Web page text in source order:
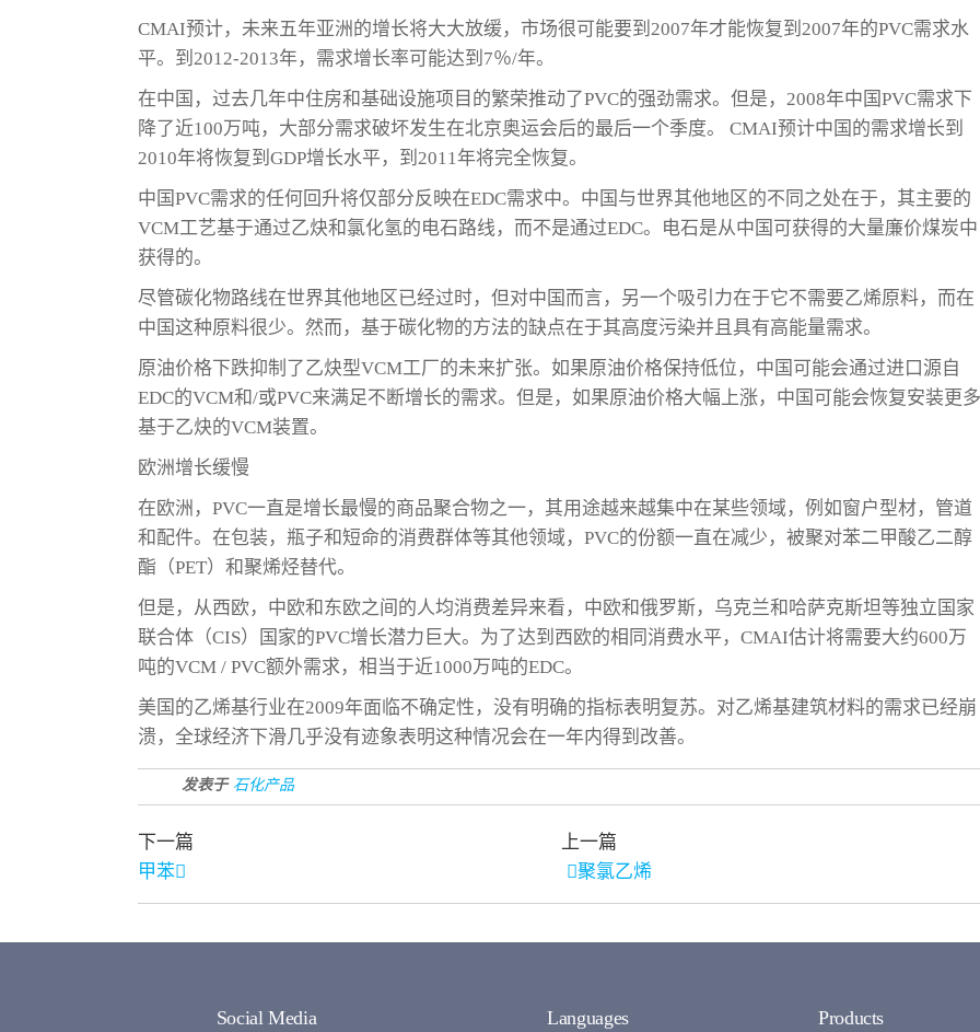
CMAI预计，未来五年亚洲的增长将大大放缓，市场很可能要到2007年才能恢复到2007年的PVC需求水
平。到2012-2013年，需求增长率可能达到7％/年。
在中国，过去几年中住房和基础设施项目的繁荣推动了PVC的强劲需求。但是，2008年中国PVC需求下
降了近100万吨，大部分需求破坏发生在北京奥运会后的最后一个季度。 CMAI预计中国的需求增长到
2010年将恢复到GDP增长水平，到2011年将完全恢复。
中国PVC需求的任何回升将仅部分反映在EDC需求中。中国与世界其他地区的不同之处在于，其主要的
VCM工艺基于通过乙炔和氯化氢的电石路线，而不是通过EDC。电石是从中国可获得的大量廉价煤炭中
获得的。
尽管碳化物路线在世界其他地区已经过时，但对中国而言，另一个吸引力在于它不需要乙烯原料，而在
中国这种原料很少。然而，基于碳化物的方法的缺点在于其高度污染并且具有高能量需求。
原油价格下跌抑制了乙炔型VCM工厂的未来扩张。如果原油价格保持低位，中国可能会通过进口源自
EDC的VCM和/或PVC来满足不断增长的需求。但是，如果原油价格大幅上涨，中国可能会恢复安装更多
基于乙炔的VCM装置。
欧洲增长缓慢
在欧洲，PVC一直是增长最慢的商品聚合物之一，其用途越来越集中在某些领域，例如窗户型材，管道
和配件。在包装，瓶子和短命的消费群体等其他领域，PVC的份额一直在减少，被聚对苯二甲酸乙二醇
酯（PET）和聚烯烃替代。
但是，从西欧，中欧和东欧之间的人均消费差异来看，中欧和俄罗斯，乌克兰和哈萨克斯坦等独立国家
联合体（CIS）国家的PVC增长潜力巨大。为了达到西欧的相同消费水平，CMAI估计将需要大约600万
吨的VCM / PVC额外需求，相当于近1000万吨的EDC。
美国的乙烯基行业在2009年面临不确定性，没有明确的指标表明复苏。对乙烯基建筑材料的需求已经崩
溃，全球经济下滑几乎没有迹象表明这种情况会在一年内得到改善。
发表于 石化产品
上一篇
聚氯乙烯
下一篇
甲苯
Social Media Languages Products